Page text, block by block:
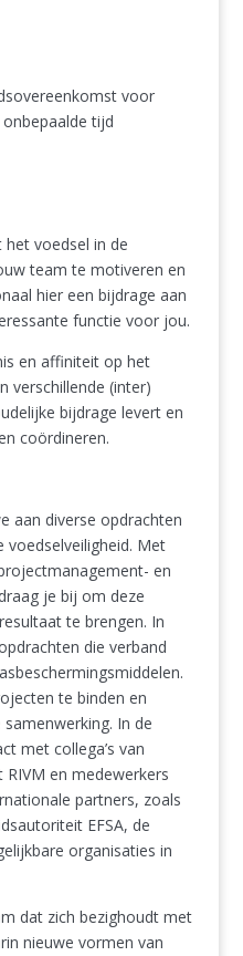
voor
tijd
voedsel in de
team te motiveren en
hier een bijdrage aan
functie voor jou.
en affiniteit op het
verschillende (inter)
bijdrage levert en
coördineren.
aan diverse opdrachten
voedselveiligheid. Met
en
je bij om deze
te brengen. In
die verband
te binden en
In de
met collega’s van
en medewerkers
partners, zoals
EFSA, de
organisaties in
dat zich bezighoudt met
nieuwe vormen van